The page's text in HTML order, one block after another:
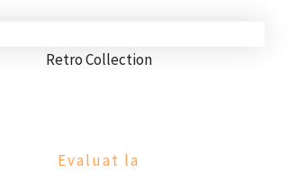
Retro Collection
Evaluat la